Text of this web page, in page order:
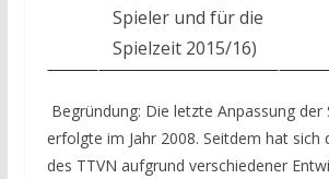
Spieler und für die
Spielzeit 2015/16)
Begründung: Die letzte Anpassung der
erfolgte im Jahr 2008. Seitdem hat sich
des TTVN aufgrund verschiedener